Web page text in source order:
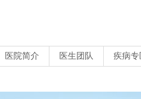
医院简介 医生团队 疾病专